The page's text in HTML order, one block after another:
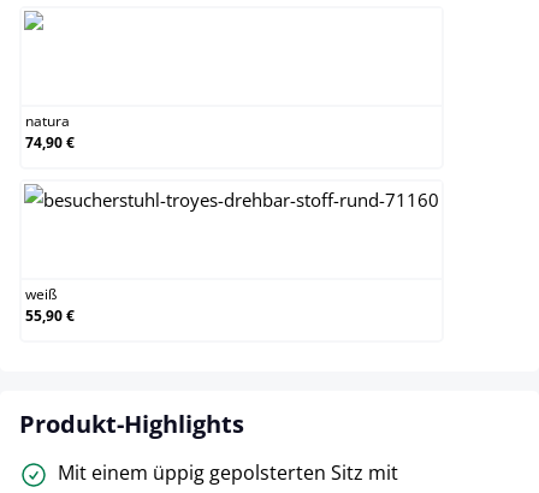
natura
74,90 €
weiß
55,90 €
Produkt-Highlights
Mit einem üppig gepolsterten Sitz mit